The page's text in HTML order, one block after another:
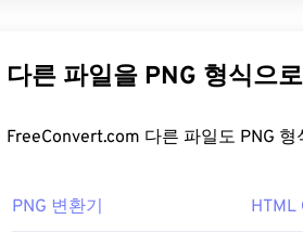
DIB는 장치 독립적인 파일 형식이므
들어 Microsoft Windows에서는 그림
서 쉽게 열립니다. 또한 Linux/Unix를
그래픽 디자인에 사용하기 적합합니
를 APNG로 변환하는 방법을 확인해 보
일반적으로 PNG 파일은 운영 체제의
다른 파일을 PNG 형식
PNG 변환기 HTML